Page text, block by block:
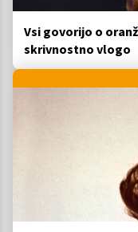
Vsi govorijo o
skrivnostno vlogo